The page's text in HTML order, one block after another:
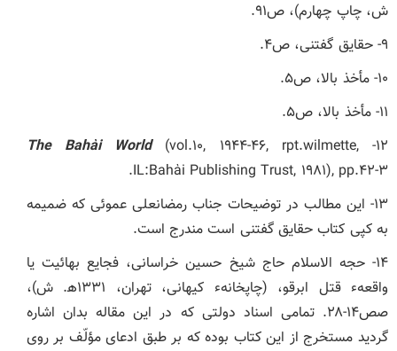
ش، چاپ چهارم)، ص۹۱.
۹- حقایق گفتنی، ص۴.
۱۰- مأخذ بالا، ص۵.
۱۱- مأخذ بالا، ص۵.
۱۲-
The Bahài World(vol.۱۰, ۱۹۴۴-۴۶, rpt.wilmette,
IL:Bahài Publishing Trust, ۱۹۸۱), pp.۴۲-۳.
۱۳- این مطالب در توضیحات جناب رمضانعلی عموئی که ضمیمه
به کپی کتاب حقایق گفتنی است مندرج است.
۱۴- حجه الاسلام حاج شیخ حسین خراسانی، فجایع بهائیت یا
واقعهء قتل ابرقو، (چاپخانهء کیهانی، تهران، ۱۳۳۱ھ. ش)،
صص۱۴-۲۸. تمامی اسناد دولتی که در این مقاله بدان اشاره
گردید مستخرج از این کتاب بوده که بر طبق ادعای مؤلّف بر روی